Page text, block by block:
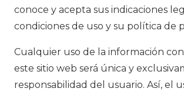
conoce y acepta sus indicaciones
condiciones de uso y su política de
Cualquier uso de la información
este sitio web será única y
responsabilidad del usuario. Así, el